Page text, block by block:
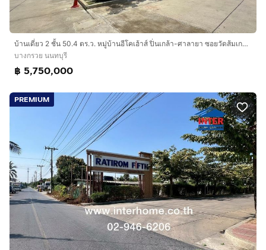
บ้านเดี่ยว 2 ชั้น 50.4 ตร.ว. หมู่บ้านอีโคเฮ้าส์ ปิ่นเกล้า-ศาลายา ซอยวัดส้มเกลี้ยง ถนนบรมราชชนนี ถนนอัจฉริยะพัฒนา ถนนสำเร็จพัฒนา บางกรวย
บางกรวย นนทบุรี
฿ 5,750,000
PREMIUM